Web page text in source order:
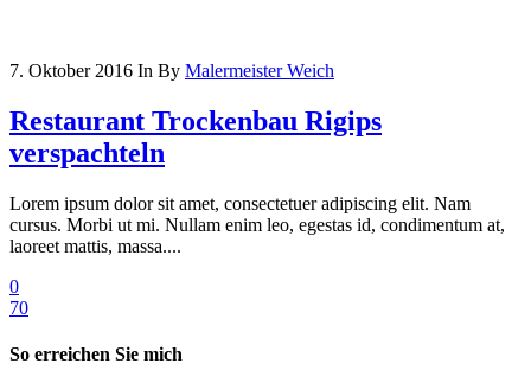
7. Oktober 2016 In By Malermeister Weich
Restaurant Trockenbau Rigips
verspachteln
Lorem ipsum dolor sit amet, consectetuer adipiscing elit. Nam
cursus. Morbi ut mi. Nullam enim leo, egestas id, condimentum at,
laoreet mattis, massa....
0
70
So erreichen Sie mich